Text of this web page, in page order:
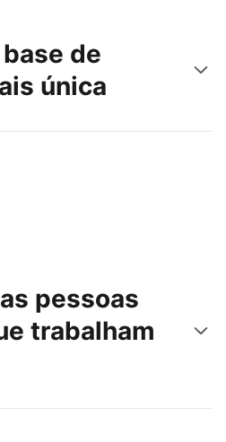
de
única
novas pessoas
pessoas
trabalham